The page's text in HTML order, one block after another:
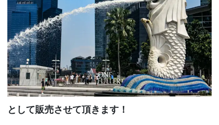
として販売させて頂きます！